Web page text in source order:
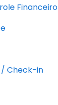
Financeiro
Check-in